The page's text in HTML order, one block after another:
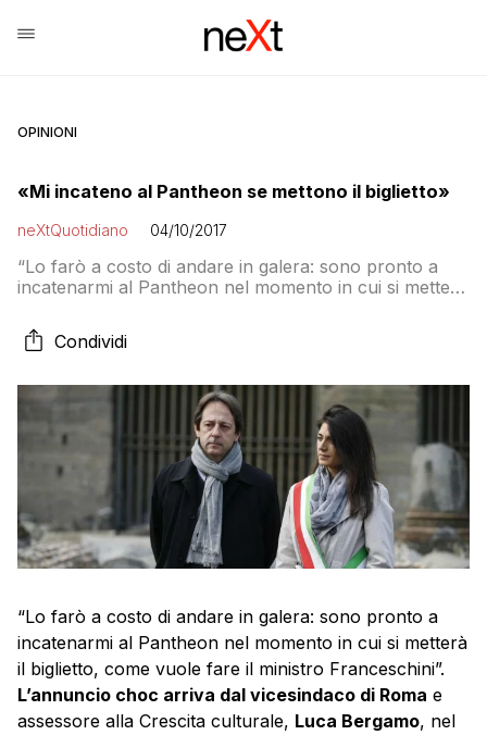
OPINIONI
«Mi incateno al Pantheon se mettono il biglietto»
neXtQuotidiano 04/10/2017
“Lo farò a costo di andare in galera: sono pronto a
incatenarmi al Pantheon nel momento in cui si metterà
L’annuncio choc arriva dal vicesindaco di Roma e
assessore alla Crescita culturale, Luca Bergamo, nel
bene negato a patrimonio […]
Condividi
“Lo farò a costo di andare in galera: sono pronto a
incatenarmi al Pantheon nel momento in cui si metterà
il biglietto, come vuole fare il ministro Franceschini”.
L’annuncio choc arriva dal vicesindaco di Roma e
assessore alla Crescita culturale, Luca Bergamo, nel